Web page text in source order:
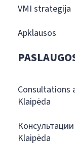
VMI strategija
Apklausos
Consultations
Klaipėda
Klaipėda